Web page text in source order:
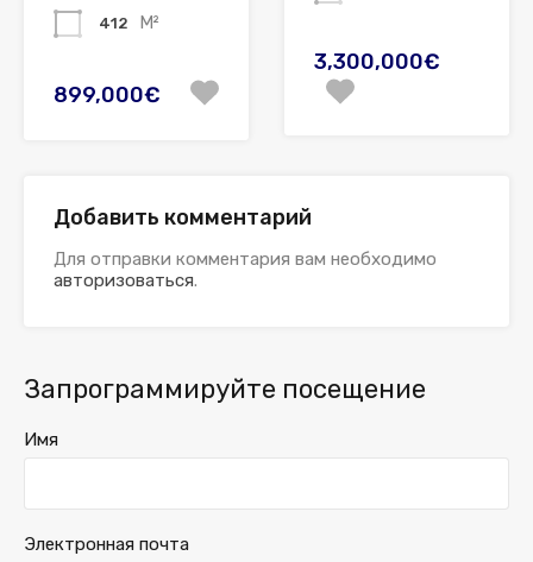
412 M²
899,000€
3,300,000€
Добавить комментарий
Для отправки комментария вам необходимо
авторизоваться.
Запрограммируйте посещение
Имя
Электронная почта